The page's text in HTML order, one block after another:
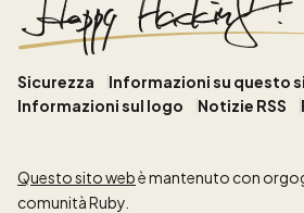
Sicurezza
Informazioni su questo
Informazioni sul logo
Notizie RSS
Questo sito webè mantenuto con
comunità Ruby.